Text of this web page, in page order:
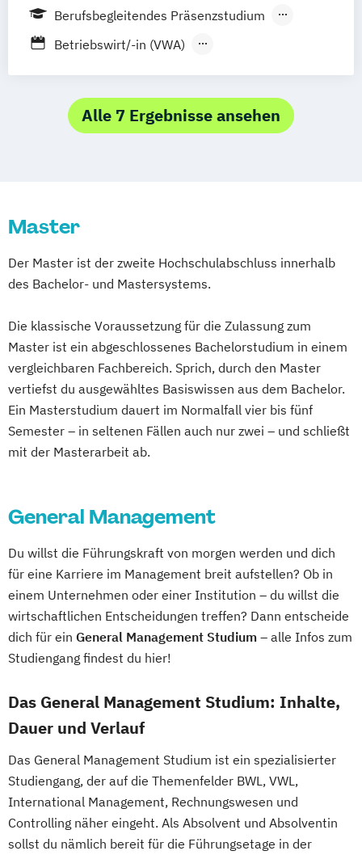
Business Management mit Spezialisierung
Business Management mit Spezialisierung
Human Resources & Business Psychology
Logistics)
Digital Business
Entrepreneurship - MBA
Management
Project Management - MBA
Medien- und Kommunikationsmanagement
Sportmarketing
Strategisches Marketing
Berufsbegleitendes Präsenzstudium
Berufsbegleitender Präsenzlehrgang
Betriebswirt/-in (VWA)
Alle 7 Ergebnisse ansehen
Master
Der Master ist der zweite Hochschulabschluss innerhalb
des Bachelor- und Mastersystems.
Die klassische Voraussetzung für die Zulassung zum
Master ist ein abgeschlossenes Bachelorstudium in einem
vergleichbaren Fachbereich. Sprich, durch den Master
vertiefst du ausgewähltes Basiswissen aus dem Bachelor.
Ein Masterstudium dauert im Normalfall vier bis fünf
Semester – in seltenen Fällen auch nur zwei – und schließt
mit der Masterarbeit ab.
General Management
Du willst die Führungskraft von morgen werden und dich
für eine Karriere im Management breit aufstellen? Ob in
einem Unternehmen oder einer Institution – du willst die
wirtschaftlichen Entscheidungen treffen? Dann entscheide
dich für ein General Management Studium – alle Infos zum
Studiengang findest du hier!
Das General Management Studium: Inhalte,
Dauer und Verlauf
Das General Management Studium ist ein spezialisierter
Studiengang, der auf die Themenfelder BWL, VWL,
International Management, Rechnungswesen und
Controlling näher eingeht. Als Absolvent und Absolventin
sollst du nämlich bereit für die Führungsetage in der